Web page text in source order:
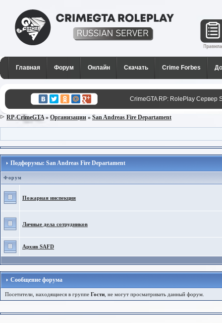
CrimeGTA RP - Лучший РП
сервер SAMP в России для
Главная Форум Онлайн Скачать Crime Forbes
CrimeGTA RP: RolePlay Сервер
RP-CrimeGTA» Организации » San Andreas Fire Departament
Подфорумы: San Andreas Fire Departament
Форум
Пожарная инспекция
Личные дела сотрудников
Архив SAFD
Сообщение форума
Посетители, находящиеся в группе Гости , не могут просматривать данный форум.